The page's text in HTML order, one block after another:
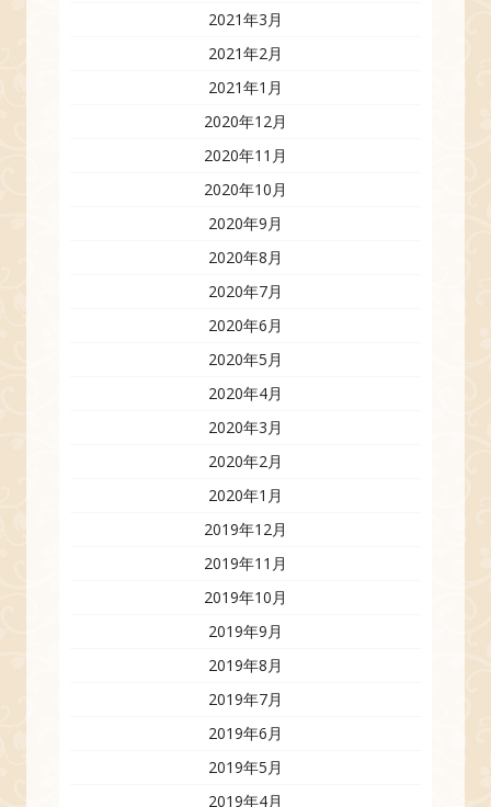
2021年3月
2021年2月
2021年1月
2020年12月
2020年11月
2020年10月
2020年9月
2020年8月
2020年7月
2020年6月
2020年5月
2020年4月
2020年3月
2020年2月
2020年1月
2019年12月
2019年11月
2019年10月
2019年9月
2019年8月
2019年7月
2019年6月
2019年5月
2019年4月